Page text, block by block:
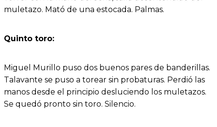
muletazo. Mató de una estocada. Palmas.
Quinto toro:
Miguel Murillo puso dos buenos pares de banderillas.
Talavante se puso a torear sin probaturas. Perdió las
manos desde el principio desluciendo los muletazos.
Se quedó pronto sin toro. Silencio.